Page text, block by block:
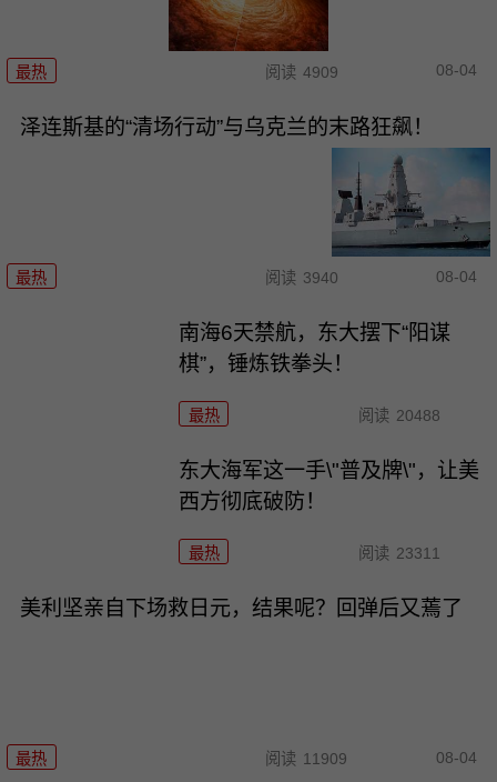
最热 阅读 4909 08-04
泽连斯基的“清场行动”与乌克兰的末路狂飙！
最热 阅读 3940 08-04
南海6天禁航，东大摆下“阳谋
棋”，锤炼铁拳头！
最热 阅读 20488
东大海军这一手\"普及牌\"，让美
西方彻底破防！
最热 阅读 23311
美利坚亲自下场救日元，结果呢？回弹后又蔫了
最热 阅读 11909 08-04